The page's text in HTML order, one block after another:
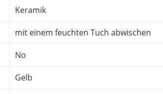
‎Keramik
‎mit einem feuchten Tuch abwischen
‎No
‎Gelb